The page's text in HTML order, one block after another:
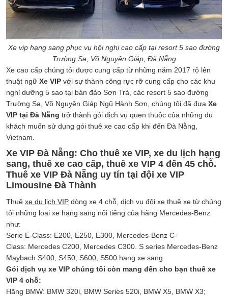
Xe vip hạng sang phục vụ hội nghị cao cấp tại resort 5 sao đường
Trường Sa, Võ Nguyên Giáp, Đà Nẵng
Xe cao cấp chúng tôi được cung cấp từ những năm 2017 rộ lên
thuật ngữ Xe VIP với sự thành công rực rỡ cung cấp cho các khu
nghỉ dưỡng 5 sao tại bán đảo Sơn Trà, các resort 5 sao đường
Trường Sa, Võ Nguyên Giáp Ngũ Hành Sơn, chúng tôi đã đưa Xe
VIP tại Đà Nẵng trở thành gói dịch vụ quen thuộc của những du
khách muốn sử dụng gói thuê xe cao cấp khi đến Đà Nẵng,
Vietnam.
Xe VIP Đà Nẵng: Cho thuê xe VIP, xe du lịch hạng
sang, thuê xe cao cấp, thuê xe VIP 4 đến 45 chỗ.
Thuê xe VIP Đà Nẵng uy tín tại đội xe VIP
Limousine Đà Thành
Thuê xe du lịch VIP dòng xe 4 chỗ, dịch vụ đội xe thuê xe từ chúng
tôi những loại xe hạng sang nổi tiếng của hãng Mercedes-Benz
như:
Serie E-Class: E200, E250, E300, Mercedes-Benz C-
Class: Mercedes C200, Mercedes C300. S series Mercedes-Benz
Maybach S400, S450, S600, S500 hạng xe sang.
Gói dịch vụ xe VIP chúng tôi còn mang đến cho bạn thuê xe
VIP 4 chỗ:
Hãng BMW: BMW 320i, BMW Series 520i, BMW X5, BMW X3;